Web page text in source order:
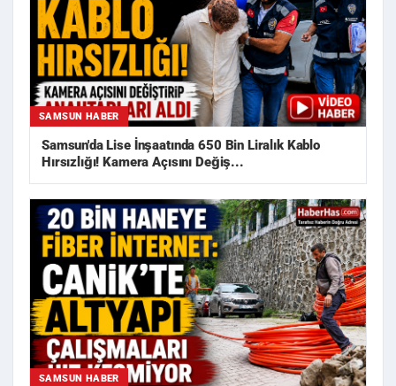
SAMSUN HABER
Samsun'da Lise İnşaatında 650 Bin Liralık Kablo
Hırsızlığı! Kamera Açısını Değiş...
SAMSUN HABER